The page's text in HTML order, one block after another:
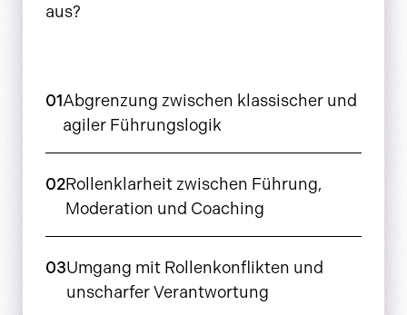
aus?
01Abgrenzung zwischen klassischer und
agiler Führungslogik
02Rollenklarheit zwischen Führung,
Moderation und Coaching
03Umgang mit Rollenkonflikten und
unscharfer Verantwortung